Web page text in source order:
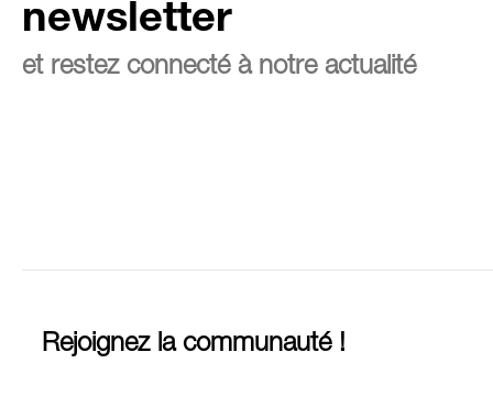
newsletter
et restez connecté à notre actualité
Rejoignez la communauté !